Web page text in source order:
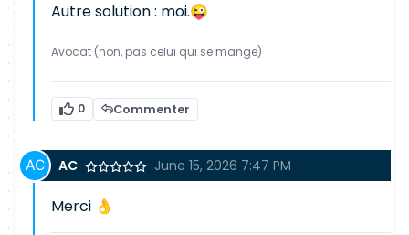
Autre solution : moi.😜
Avocat (non, pas celui qui se mange)
0 Commenter
AC June 15, 2026 7:47 PM
Merci 👌